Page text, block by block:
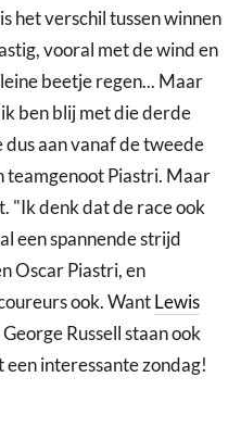
het verschil tussen winnen
vooral met de wind en
beetje regen... Maar
ben blij met die derde
aan vanaf de tweede
teamgenoot Piastri. Maar
"Ik denk dat de race ook
een spannende strijd
Oscar Piastri, en
ook. WantLewis
George Russell staan ook
een interessante zondag!